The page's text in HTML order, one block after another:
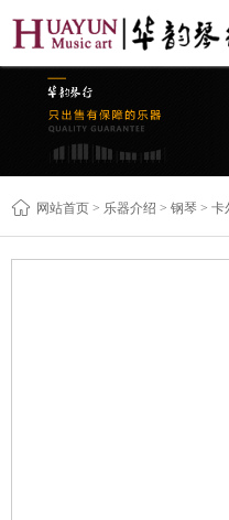
 网站首页 > 乐器介绍 > 钢琴 > 卡